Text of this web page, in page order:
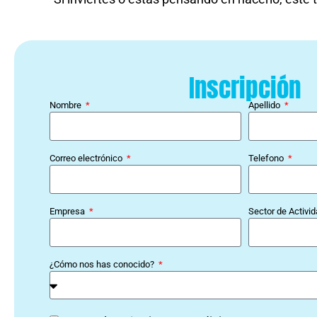
Inscripción
Nombre Apellido
Correo electrónico Telefono
Empresa Sector de
¿Cómo nos has conocido?